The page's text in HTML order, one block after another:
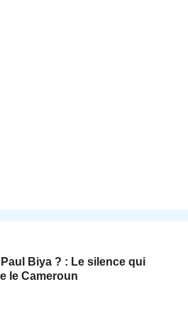
Biya ? : Le silence qui
le Cameroun